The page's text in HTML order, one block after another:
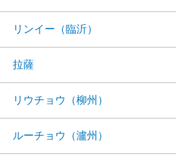
リンイー（臨沂）
拉薩
リウチョウ（柳州）
ルーチョウ（瀘州）